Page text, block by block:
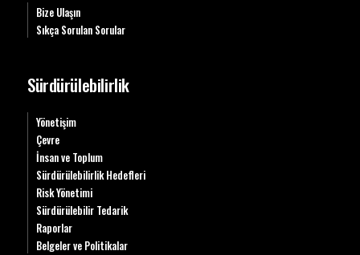
Bize Ulaşın
Sıkça Sorulan Sorular
Sürdürülebilirlik
Yönetişim
Çevre
İnsan ve Toplum
Sürdürülebilirlik Hedefleri
Risk Yönetimi
Sürdürülebilir Tedarik
Raporlar
Belgeler ve Politikalar